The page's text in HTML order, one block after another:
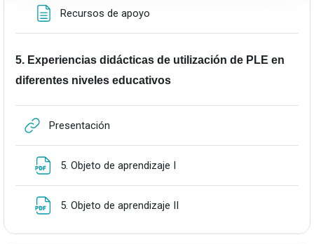
Recursos de apoyo
5. Experiencias didácticas de utilización de PLE en
diferentes niveles educativos
Presentación
5. Objeto de aprendizaje I
5. Objeto de aprendizaje II